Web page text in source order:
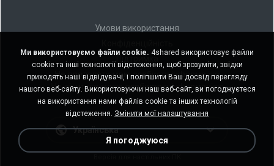
Умови використання
Не продавати мою особисту інформацію
Не ділитися моєю особистою інформацією
Українська
Ми використовуємо файли cookie. 4shared використовує файли
cookie та інші технології відстеження, щоб зрозуміти, звідки
приходять наші відвідувачі, і поліпшити Ваш досвід перегляду
нашого веб-сайту. Використовуючи наш веб-сайт, ви погоджуєтеся
на використання нами файлів cookie та інших технологій
відстеження. Змінити мої налаштування
Я погоджуюся